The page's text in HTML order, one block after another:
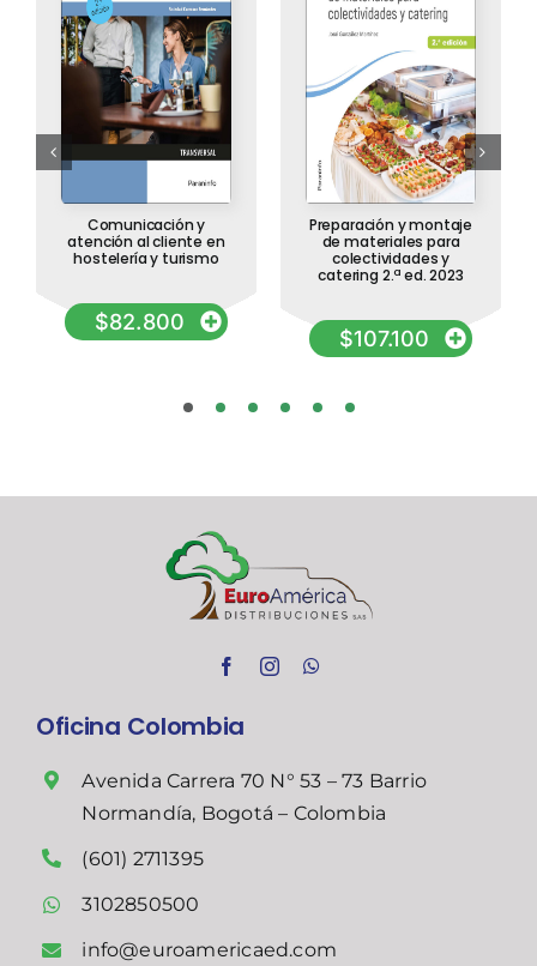
Comunicación y
atención al cliente en
hostelería y turismo
$82.800
Preparación y montaje
de materiales para
colectividades y
catering 2.ª ed. 2023
$107.100
Oficina Colombia
Avenida Carrera 70 N° 53 – 73 Barrio
Normandía, Bogotá – Colombia
(601) 2711395
3102850500
info@euroamericaed.com